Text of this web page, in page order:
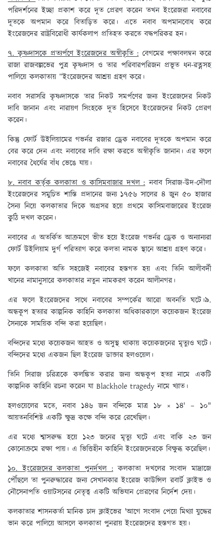
পরিদর্শনের ইচ্ছা প্রকাশ করে দূত প্রেরণ করেন তখন ইংরেজরা নবাবের
দূতকে অপমান করে বিতাড়িত করে। এতে নবাব অপমানবোধ করে
ইংরেজদের রাষ্ট্রবিরোধী কার্যকলাপ প্রতিহত করতে বদ্ধপরিকর হন।
৭. কৃষ্ণদাসকে প্রত্যর্পণে ইংরেজদের অস্বীকৃতি :বেগমের পক্ষাবলম্বন করে
রাজা রাজবল্লভের পুত্র কৃষ্ণদাস ও তার পরিবারপরিজন প্রভূত ধন-রত্নসহ
পালিয়ে কলকাতায় ”ইংরেজদের আশ্রয় গ্রহণ করে।
নবাব সরাসরি কৃষ্ণদাসকে তার নিকট সমর্পণের জন্য ইংরেজদের নিকট
দাবি জানান এবং নারায়ণ সিংহকে দূত হিসেবে ইংরেজদের নিকট প্রেরণ
করেন।
কিন্তু ফোর্ট উইলিয়ামের গভর্নর রজার ড্রেক নবাবের দূতকে অপমান করে
বের করে দেন এবং নবাবের দাবি রক্ষা করতে অস্বীকৃতি জানান। এর ফলে
নবাবের ধৈর্যের বাঁধ ভেঙে যায়।
৮. নবাব কর্তৃক কলকাতা ও কাসিমবাজার দখল :নবাব সিরাজ-উদ-দৌলা
ইংরেজদের সমুচিত শাস্তি প্রদানের জন্য ১৭৫৬ সালের ৪ জুন ৫০ হাজার
সৈন্য নিয়ে কলকাতার দিকে অগ্রসর হয়ে প্রথমে কাসিমবাজারের ইংরেজ
কুঠি দখল করেন।
নবাবের এ অতর্কিত আক্রমণে ভীত হয়ে ইংরেজ গভর্নর ড্রেক ও অন্যান্যরা
ফোর্ট উইলিয়াম দুর্গ পরিত্যাগ করে কলতা নামক স্থানে আশ্রয় গ্রহণ করে।
ফলে কলকাতা অতি সহজেই নবাবের হস্তগত হয় এবং তিনি আলীবর্দী
খানের নামানুসারে কলকাতার নতুন নামকরণ করেন আলীনগর।
এর ফলে ইংরেজদের সাথে নবাবের সম্পর্কের আরো অবনতি ঘটে।৯.
অন্ধকূপ হত্যার কাল্পনিক কাহিনি কলকাতা অধিকারকালে কয়েকজন ইংরেজ
সৈন্যকে সাময়িক বন্দি করা হয়েছিল।
বন্দিদের মধ্যে কয়েকজন আহত ও অসুস্থ থাকায় কয়েকজনের মৃত্যুও ঘটে।
বন্দিদের মধ্যে একজন ছিল ইংরেজ ডাক্তার হলওয়েল।
তিনি সিরাজ চরিত্রকে কলঙ্কিত করার জন্য অন্ধকূপ হত্যা নামে একটি
কাল্পনিক কাহিনি রচনা করেন যা Blackhole tragedy নামে খ্যাত।
হলওয়েলের মতে, নবাব ১৪৬ জন বন্দিকে মাত্র ১৮ × ১৪' – ১০"
আয়তনবিশিষ্ট একটি ক্ষুদ্র কক্ষে বন্দি করে রেখেছিল।
এর মধ্যে শ্বাসরুদ্ধ হয়ে ১২৩ জনের মৃত্যু ঘটে এবং বাকি ২৩ জন
কোনোক্রমে রক্ষা পায়। এ ভিত্তিহীন কাহিনি ইংরেজদেরকে বিক্ষুব্ধ করেছিল।
১০. ইংরেজদের কলকাতা পুনর্দখল :কলকাতা দখলের সংবাদ মাদ্রাজে
পৌঁছলে তা পুনরুদ্ধারের জন্য সেখানকার ইংরেজ কাউন্সিল রবার্ট ক্লাইভ ও
নৌসেনাপতি ওয়াটসনের নেতৃত্ব একটি অভিযান প্রেরণের নির্দেশ দেয়।
কলকাতার শাসনকর্তা মানিক চাদ ক্লাইভের 'আগে সংবাদ পেয়ে মিথ্যা যুদ্ধের
ভান করে পালিয়ে আসলে কলকাতা পুনরায় ইংরেজদের হস্তগত হয়।